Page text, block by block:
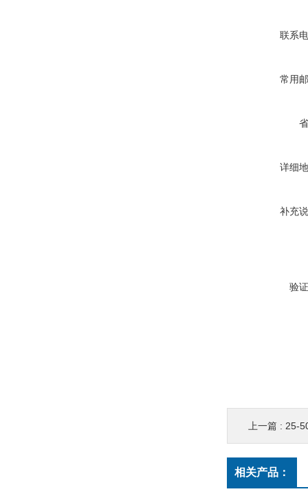
联系
常用
详细
补充
验
上一篇 : 25-
相关产品：